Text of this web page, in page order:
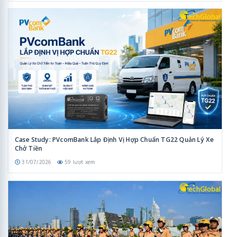
Case Study: PVcomBank Lắp Định Vị Hợp Chuẩn TG22 Quản Lý Xe
Chở Tiền
31/07/2026 59 lượt xem